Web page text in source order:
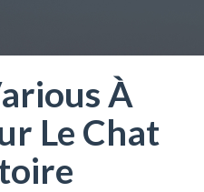
À
Le Chat